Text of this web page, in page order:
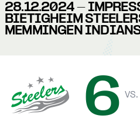
28.12.2024 -
BIETIGHEIM
MEMMINGEN
6 vs.